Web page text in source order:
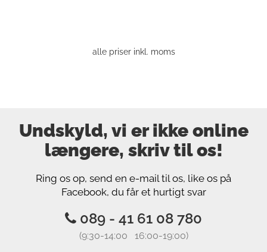
alle priser inkl. moms
Undskyld, vi er ikke online
længere, skriv til os!
Ring os op, send en e-mail til os, like os på
Facebook, du får et hurtigt svar
089 - 41 61 08 780
(9:30-14:00 16:00-19:00)